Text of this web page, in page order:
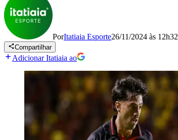
PorItatiaia Esporte26/11/2024 às 12h32
Compartilhar
Adicionar Itatiaia ao